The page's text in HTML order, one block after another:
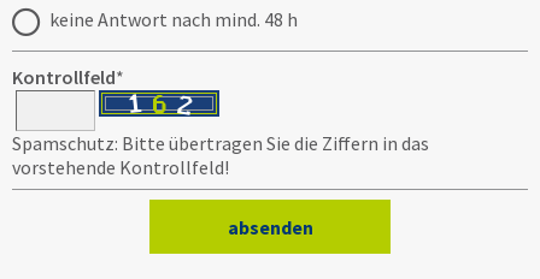
keine Antwort nach mind. 48 h
Kontrollfeld*
Spamschutz: Bitte übertragen Sie die Ziffern in das
vorstehende Kontrollfeld!